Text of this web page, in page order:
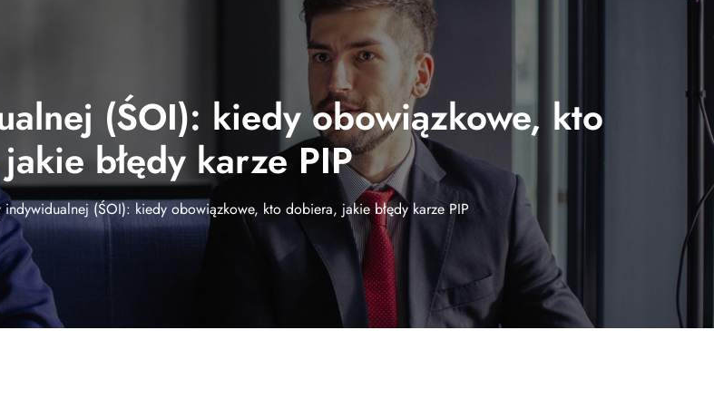
(ŚOI): kiedy obowiązkowe, kto
błędy karze PIP
(ŚOI): kiedy obowiązkowe, kto dobiera, jakie błędy karze PIP